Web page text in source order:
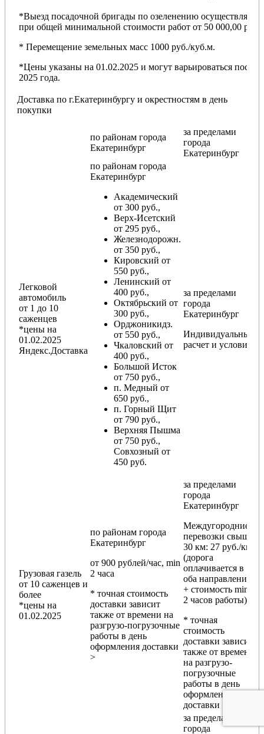
*Выезд посадочной бригады по озеленению осуществляется
при общей минимальной стоимости работ от 50 000,00 руб.
* Перемещение земельных масс 1000 руб./куб.м.
*Цены указаны на 01.02.2025 и могут варьироваться после
2025 года.
Доставка по г.Екатеринбургу и окрестностям в день
покупки
по районам города
Екатеринбург
за пределами
города
Екатеринбург
Легковой
автомобиль
от 1 до 10
саженцев
*цены на
01.02.2025
Яндекс.Доставка
по районам города
Екатеринбург
Академический
от 300 руб.,
Верх-Исетский
от 295 руб.,
Железнодорожн.
от 350 руб.,
Кировский от
550 руб.,
Ленинский от
400 руб.,
Октябрьский от
300 руб.,
Орджоникидз.
от 550 руб.,
Чкаловский от
400 руб.,
Большой Исток
от 750 руб.,
п. Медный от
650 руб.,
п. Горный Щит
от 790 руб.,
Верхняя Пышма
от 750 руб.,
Совхозный от
450 руб.
за пределами
города
Екатеринбург
Индивидуальный
расчет и условия
Грузовая газель
от 10 саженцев и
более
*цены на
01.02.2025
по районам города
Екатеринбург
от 900 рублей/час, min
2 часа
* точная стоимость
доставки зависит
также от времени на
разгрузо-погрузочные
работы в день
оформления доставки
>
за пределами
города
Екатеринбург
Междугородние
перевозки свыше
30 км: 27 руб./км
(дорога
оплачивается в
оба направления
+ стоимость min
2 часов работы)
* точная
стоимость
доставки зависит
также от времени
на разгрузо-
погрузочные
работы в день
оформления
доставки
за пределами
города